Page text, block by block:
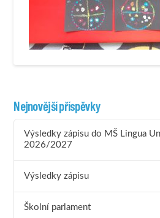
Nejnovější příspěvky
Výsledky zápisu do MŠ Lingua
2026/2027
Výsledky zápisu
Školní parlament